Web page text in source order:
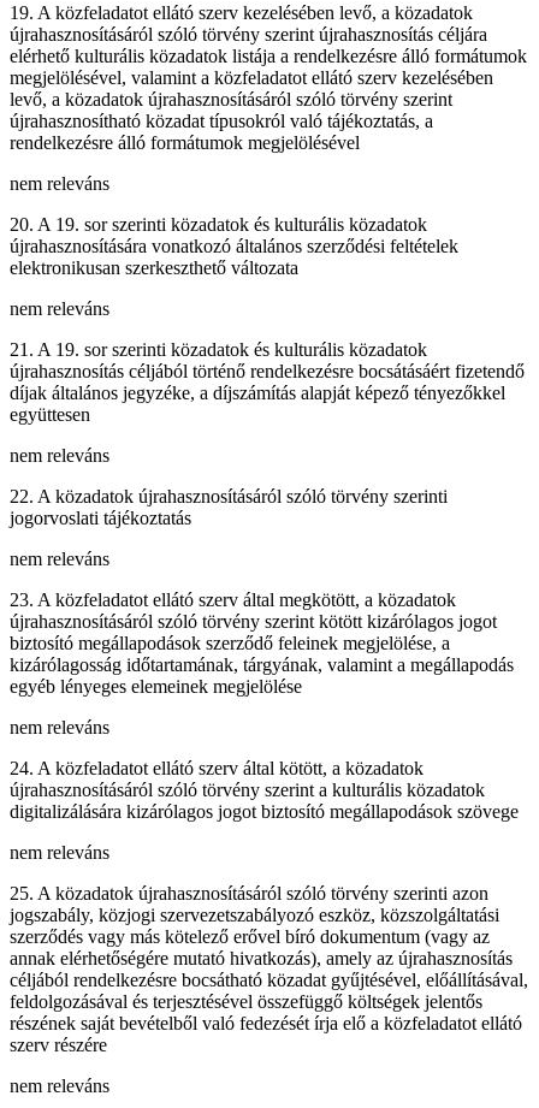
19. A közfeladatot ellátó szerv kezelésében levő, a közadatok
újrahasznosításáról szóló törvény szerint újrahasznosítás céljára
elérhető kulturális közadatok listája a rendelkezésre álló formátumok
megjelölésével, valamint a közfeladatot ellátó szerv kezelésében
levő, a közadatok újrahasznosításáról szóló törvény szerint
újrahasznosítható közadat típusokról való tájékoztatás, a
rendelkezésre álló formátumok megjelölésével
nem releváns
20. A 19. sor szerinti közadatok és kulturális közadatok
újrahasznosítására vonatkozó általános szerződési feltételek
elektronikusan szerkeszthető változata
nem releváns
21. A 19. sor szerinti közadatok és kulturális közadatok
újrahasznosítás céljából történő rendelkezésre bocsátásáért fizetendő
díjak általános jegyzéke, a díjszámítás alapját képező tényezőkkel
együttesen
nem releváns
22. A közadatok újrahasznosításáról szóló törvény szerinti
jogorvoslati tájékoztatás
nem releváns
23. A közfeladatot ellátó szerv által megkötött, a közadatok
újrahasznosításáról szóló törvény szerint kötött kizárólagos jogot
biztosító megállapodások szerződő feleinek megjelölése, a
kizárólagosság időtartamának, tárgyának, valamint a megállapodás
egyéb lényeges elemeinek megjelölése
nem releváns
24. A közfeladatot ellátó szerv által kötött, a közadatok
újrahasznosításáról szóló törvény szerint a kulturális közadatok
digitalizálására kizárólagos jogot biztosító megállapodások szövege
nem releváns
25. A közadatok újrahasznosításáról szóló törvény szerinti azon
jogszabály, közjogi szervezetszabályozó eszköz, közszolgáltatási
szerződés vagy más kötelező erővel bíró dokumentum (vagy az
annak elérhetőségére mutató hivatkozás), amely az újrahasznosítás
céljából rendelkezésre bocsátható közadat gyűjtésével, előállításával,
feldolgozásával és terjesztésével összefüggő költségek jelentős
részének saját bevételből való fedezését írja elő a közfeladatot ellátó
szerv részére
nem releváns